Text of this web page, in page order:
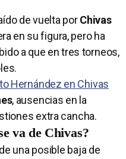
de vuelta porChivas
en su figura, pero ha
a que en tres torneos,
Hernández en Chivas
, ausencias en la
extra cancha.
va de Chivas?
una posible baja de